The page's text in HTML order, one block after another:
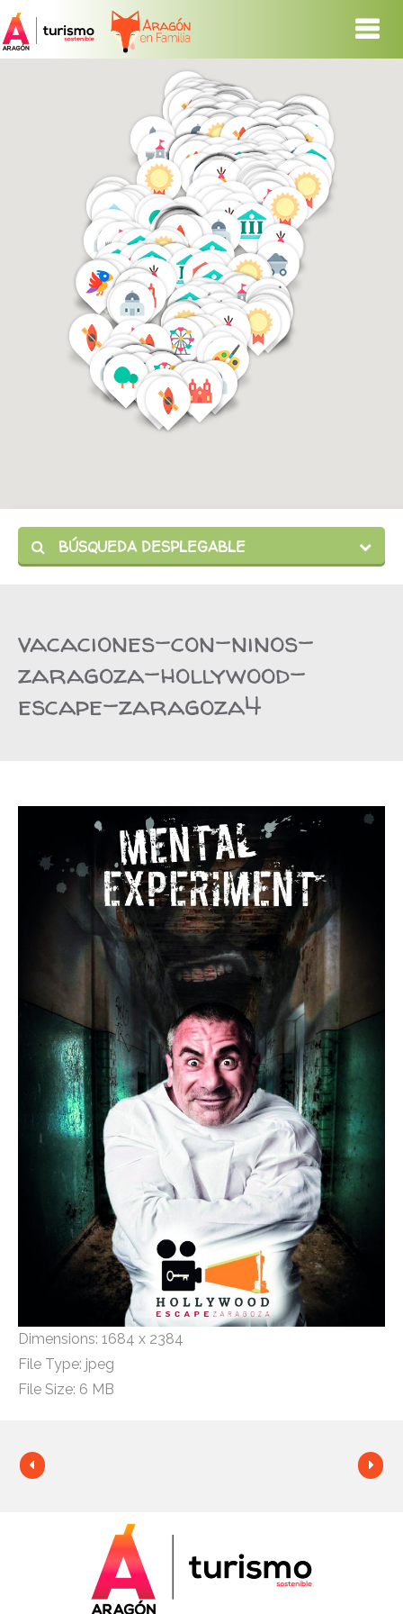
BÚSQUEDA DESPLEGABLE
vacaciones-con-ninos-
zaragoza-hollywood-
escape-zaragoza4
Dimensions: 1684 x 2384
File Type: jpeg
File Size: 6 MB